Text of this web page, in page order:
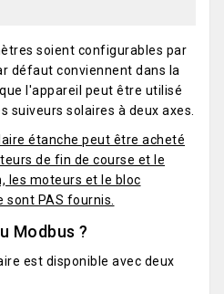
soient configurables par
défaut conviennent dans la
l'appareil peut être utilisé
suiveurs solaires à deux axes.
étanche peut être acheté
de fin de course et le
les moteurs et le bloc
PAS fournis.
Modbus ?
est disponible avec deux